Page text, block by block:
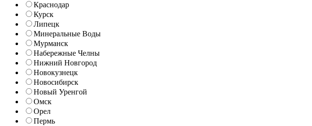
Краснодар
Курск
Липецк
Минеральные Воды
Мурманск
Набережные Челны
Нижний Новгород
Новокузнецк
Новосибирск
Новый Уренгой
Омск
Орел
Пермь